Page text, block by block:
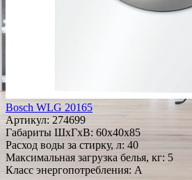
Bosch WLG 20165
Артикул: 274699
Габариты ШxГxВ: 60x40x85
Расход воды за стирку, л: 40
Максимальная загрузка белья, кг: 5
Класс энергопотребления: A